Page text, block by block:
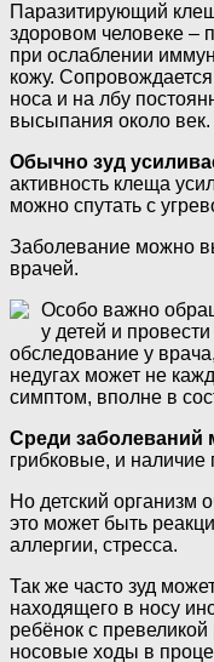
Паразитирующий
здоровом человеке –
при ослаблении
кожу.
носа и на лбу
высыпания около век.
Обычно зуд
активность клеща
можно спутать с
Заболевание можно
врачей.
Особо важно
у детей и
обследование у
недугах может не
симптом, вполне в
Среди заболеваний
грибковые, и наличие
Но детский организм
это может быть
аллергии, стресса.
Так же часто зуд
находящего в носу
ребёнок с
носовые ходы в